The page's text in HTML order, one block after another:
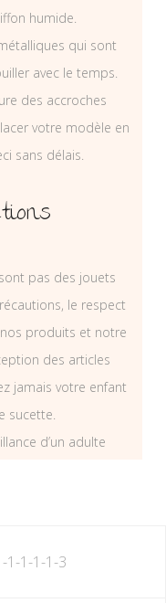
humide.
qui sont
avec le temps.
des accroches
votre modèle en
sans délais.
pas des jouets
le respect
produits et notre
des articles
jamais votre enfant
sucette.
d’un adulte
1-1-1-1-3